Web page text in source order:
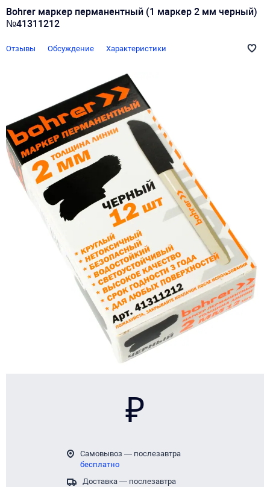
Bohrer маркер перманентный (1 маркер 2 мм черный)
№41311212
Отзывы Обсуждение Характеристики
₽
Самовывоз — послезавтра
бесплатно
Доставка — послезавтра